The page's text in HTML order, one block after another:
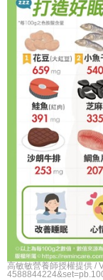
高敏敏營養師授權提供 /